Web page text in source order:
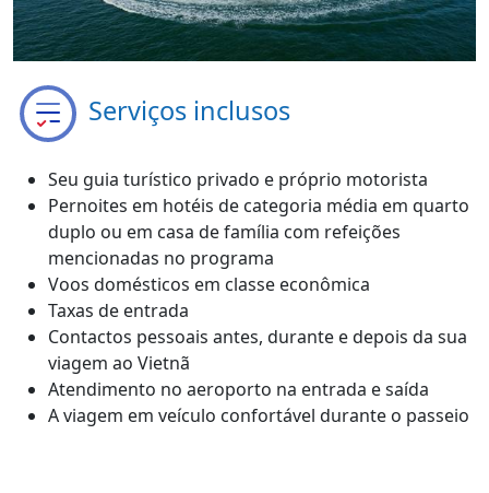
Serviços inclusos
Seu guia turístico privado e próprio motorista
Pernoites em hotéis de categoria média em quarto
duplo ou em casa de família com refeições
mencionadas no programa
Voos domésticos em classe econômica
Taxas de entrada
Contactos pessoais antes, durante e depois da sua
viagem ao Vietnã
Atendimento no aeroporto na entrada e saída
A viagem em veículo confortável durante o passeio